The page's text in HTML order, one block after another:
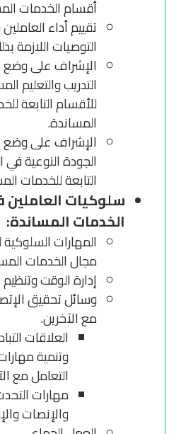
أقسام الخدمات
تقييم أداء
التوصيات اللازمة
الإشراف على وضع
التدريب والتعليم
للأقسام التابعة
المساندة.
الإشراف على وضع
الجودة النوعية
التابعة للخدمات
سلوكيات
الخدمات المساندة:
المهارات
مجال الخدمات
إدارة الوقت وتنظيم
وسائل تحقيق
مع الآخرين.
العلاقات
وتنمية
التعامل مع
مهارات
والإنصات